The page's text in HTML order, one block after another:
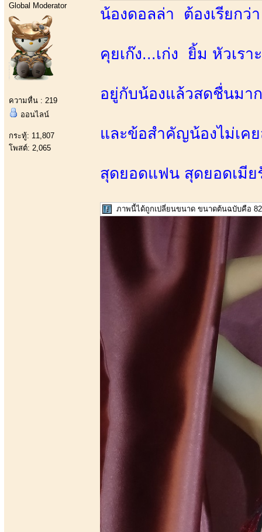
Global Moderator
ความหื่น : 219
ออนไลน์
กระทู้: 11,807
โพสต์: 2,065
น้องดอลล่า ต้องเรียกว่
คุยเก๊ง...เก่ง ยิ้ม หัวเรา
อยู่กับน้องแล้วสดชื่นมาก
และข้อสำคัญน้องไม่เค
สุดยอดแฟน สุดยอดเมีย
ภาพนี้ได้ถูกเปลี่ยนขนาด ขนาดต้นฉบับคือ